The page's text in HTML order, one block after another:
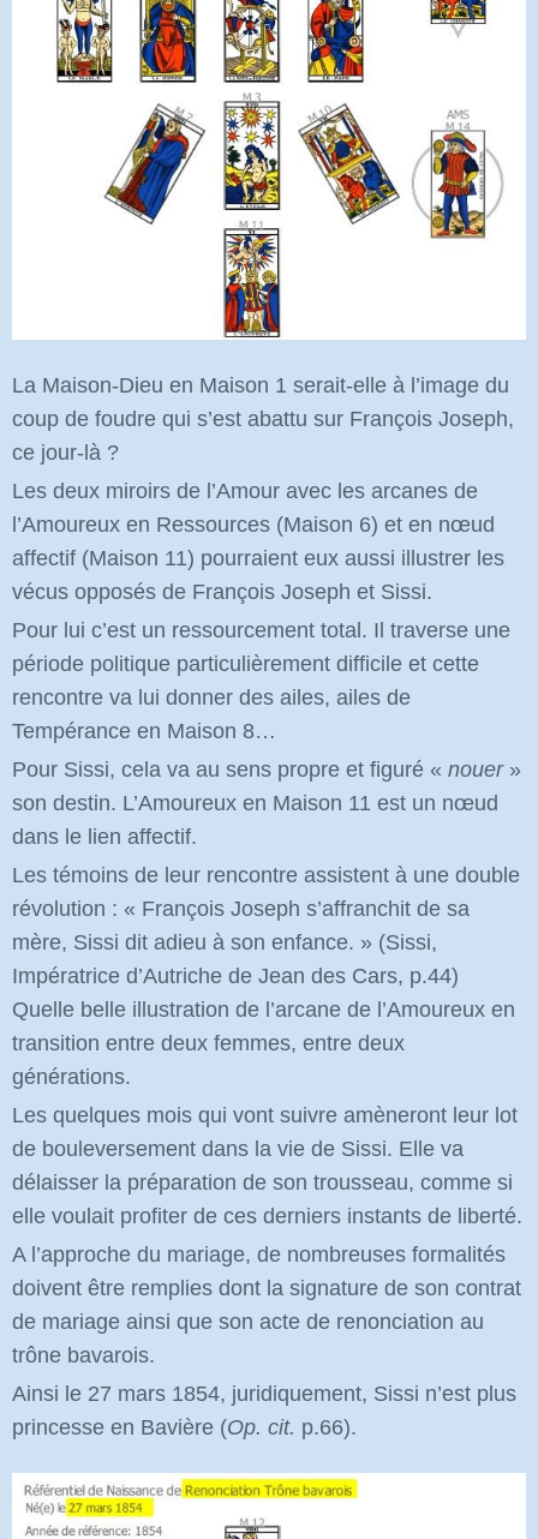
La Maison-Dieu en Maison 1 serait-elle à l’image du
coup de foudre qui s’est abattu sur François Joseph,
ce jour-là ?
Les deux miroirs de l’Amour avec les arcanes de
l’Amoureux en Ressources (Maison 6) et en nœud
affectif (Maison 11) pourraient eux aussi illustrer les
vécus opposés de François Joseph et Sissi.
Pour lui c’est un ressourcement total. Il traverse une
période politique particulièrement difficile et cette
rencontre va lui donner des ailes, ailes de
Tempérance en Maison 8…
Pour Sissi, cela va au sens propre et figuré « nouer»
son destin. L’Amoureux en Maison 11 est un nœud
dans le lien affectif.
Les témoins de leur rencontre assistent à une double
révolution : « François Joseph s’affranchit de sa
mère, Sissi dit adieu à son enfance. » (Sissi,
Impératrice d’Autriche de Jean des Cars, p.44)
Quelle belle illustration de l’arcane de l’Amoureux en
transition entre deux femmes, entre deux
générations.
Les quelques mois qui vont suivre amèneront leur lot
de bouleversement dans la vie de Sissi. Elle va
délaisser la préparation de son trousseau, comme si
elle voulait profiter de ces derniers instants de liberté.
A l’approche du mariage, de nombreuses formalités
doivent être remplies dont la signature de son contrat
de mariage ainsi que son acte de renonciation au
trône bavarois.
Ainsi le 27 mars 1854, juridiquement, Sissi n’est plus
princesse en Bavière (Op. cit. p.66).